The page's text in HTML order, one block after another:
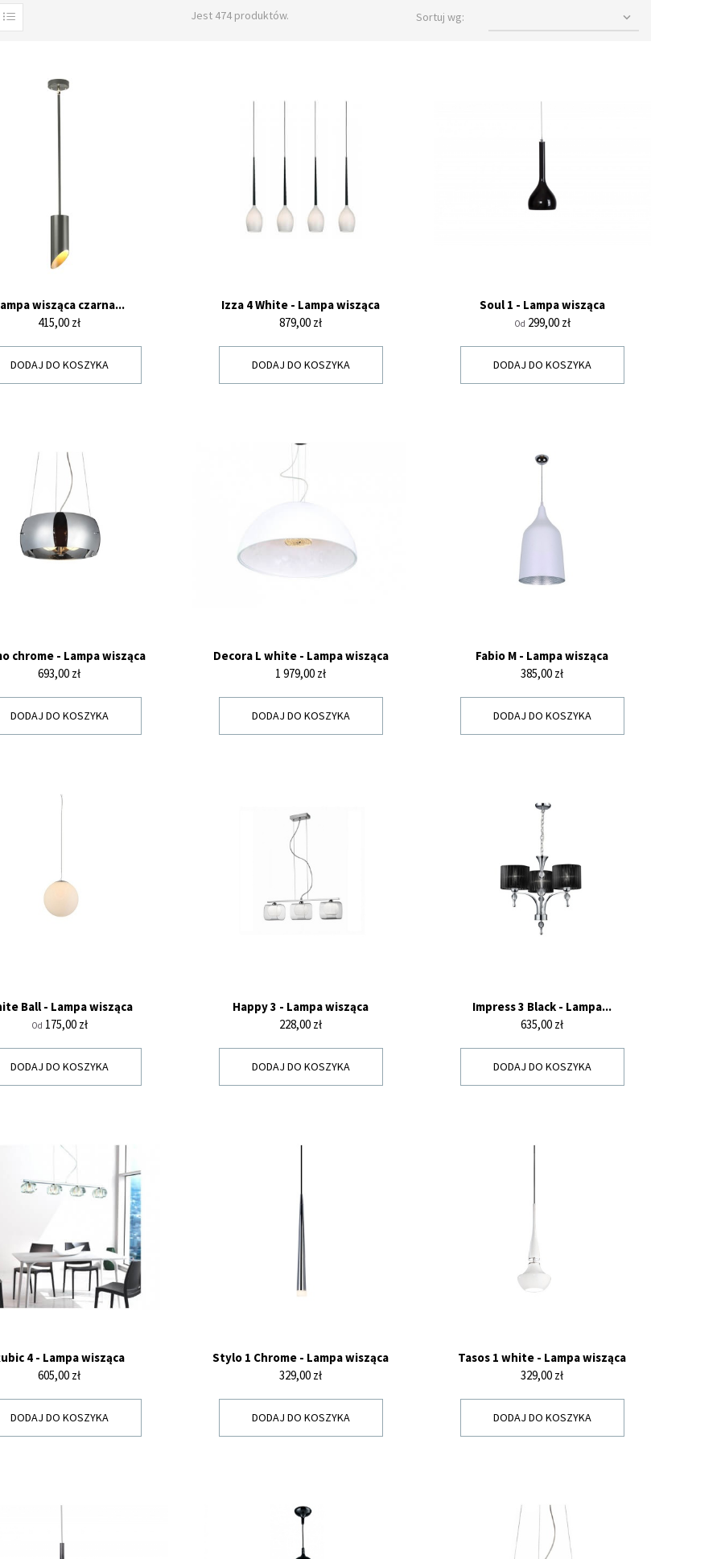
Jest 474 produktów. Sortuj wg: 
wisząca czarna...
Cena
415,00 zł
DODAJ DO KOSZYKA
Izza 4 White - Lampa wisząca
Cena
879,00 zł
DODAJ DO KOSZYKA
Soul 1 - Lampa wisząca
Od Cena
299,00 zł
DODAJ DO KOSZYKA
chrome - Lampa wisząca
Cena
693,00 zł
DODAJ DO KOSZYKA
Decora L white - Lampa wisząca
Cena
1 979,00 zł
DODAJ DO KOSZYKA
Fabio M - Lampa wisząca
Cena
385,00 zł
DODAJ DO KOSZYKA
Ball - Lampa wisząca
Od Cena
175,00 zł
DODAJ DO KOSZYKA
Happy 3 - Lampa wisząca
Cena
228,00 zł
DODAJ DO KOSZYKA
Impress 3 Black - Lampa...
Cena
635,00 zł
DODAJ DO KOSZYKA
4 - Lampa wisząca
Cena
605,00 zł
DODAJ DO KOSZYKA
Stylo 1 Chrome - Lampa wisząca
Cena
329,00 zł
DODAJ DO KOSZYKA
Tasos 1 white - Lampa wisząca
Cena
329,00 zł
DODAJ DO KOSZYKA